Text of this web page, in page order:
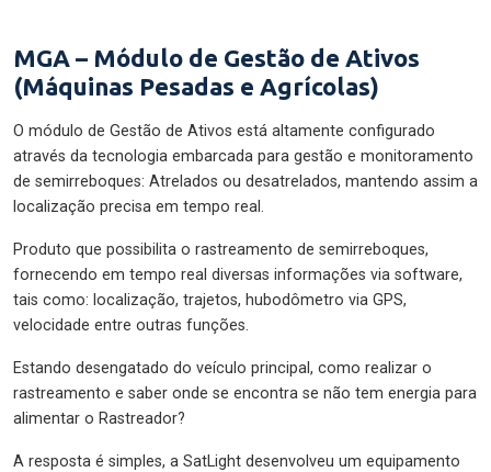
MGA – Módulo de Gestão de Ativos
(Máquinas Pesadas e Agrícolas)
O módulo de Gestão de Ativos está altamente configurado
através da tecnologia embarcada para gestão e monitoramento
de semirreboques: Atrelados ou desatrelados, mantendo assim a
localização precisa em tempo real.
Produto que possibilita o rastreamento de semirreboques,
fornecendo em tempo real diversas informações via software,
tais como: localização, trajetos, hubodômetro via GPS,
velocidade entre outras funções.
Estando desengatado do veículo principal, como realizar o
rastreamento e saber onde se encontra se não tem energia para
alimentar o Rastreador?
A resposta é simples, a SatLight desenvolveu um equipamento